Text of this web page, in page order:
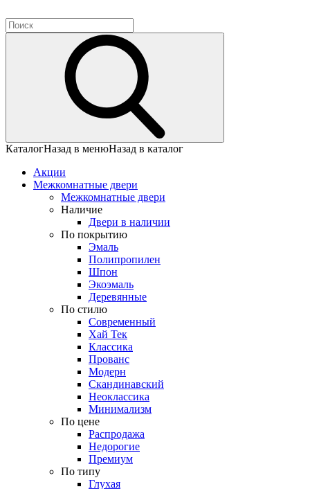
КаталогНазад в менюНазад в каталог
Акции
Межкомнатные двери
Межкомнатные двери
Наличие
Двери в наличии
По покрытию
Эмаль
Полипропилен
Шпон
Экоэмаль
Деревянные
По стилю
Современный
Хай Тек
Классика
Прованс
Модерн
Скандинавский
Неоклассика
Минимализм
По цене
Распродажа
Недорогие
Премиум
По типу
Глухая